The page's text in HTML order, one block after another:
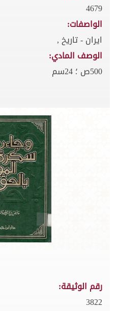
4679
الواصفات:
ايران - تاريخ ,
الوصف المادي:
500ص ؛ 24سم
رقم الوثيقة:
3822